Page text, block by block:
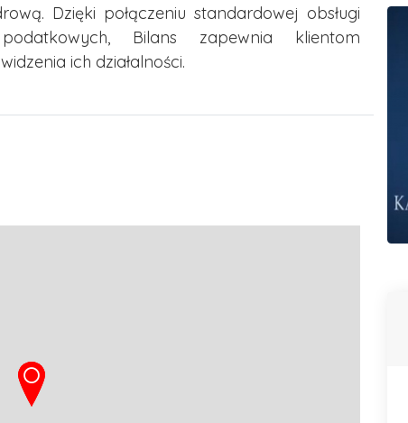
Dzięki połączeniu standardowej obsługi
Bilans zapewnia klientom
ich działalności.